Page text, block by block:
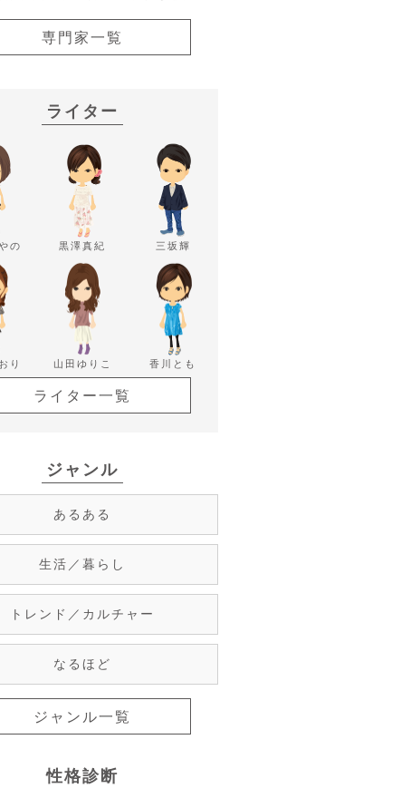
専門家一覧
ライター
の 黒澤真紀 三坂輝
り 山田ゆりこ 香川とも
ライター一覧
ジャンル
あるある
生活／暮らし
トレンド／カルチャー
なるほど
ジャンル一覧
性格診断